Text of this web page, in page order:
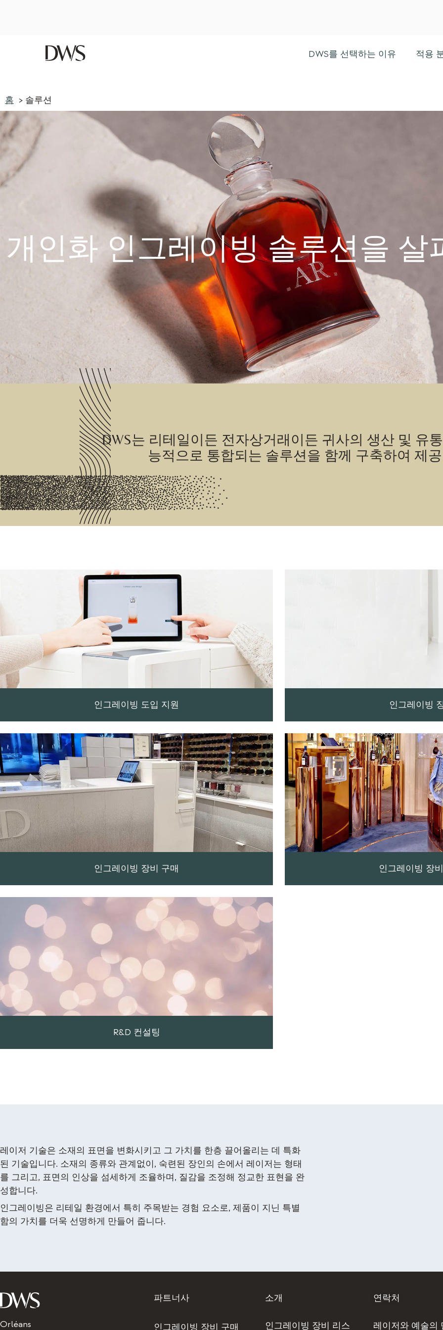
DWS를 선택하는 이유 적용
홈 솔루션
개인화 인그레이빙 솔루션을 살
DWS는 리테일이든 전자상거래이든 귀사의 생산 및 유
능적으로 통합되는 솔루션을 함께 구축하여 제
인그레이빙 도입 지원
인그레이빙 장비 구매
R&D 컨설팅
인그레이빙
인그레이빙 장
레이저 기술은 소재의 표면을 변화시키고 그 가치를 한층 끌어올리는 데 특화
된 기술입니다. 소재의 종류와 관계없이, 숙련된 장인의 손에서 레이저는 형태
를 그리고, 표면의 인상을 섬세하게 조율하며, 질감을 조정해 정교한 표현을 완
성합니다.
인그레이빙은 리테일 환경에서 특히 주목받는 경험 요소로, 제품이 지닌 특별
함의 가치를 더욱 선명하게 만들어 줍니다.
Orléans
파트너사
인그레이빙 장비 구매
소개
인그레이빙 장비 리스
연락처
레이저와 예술의